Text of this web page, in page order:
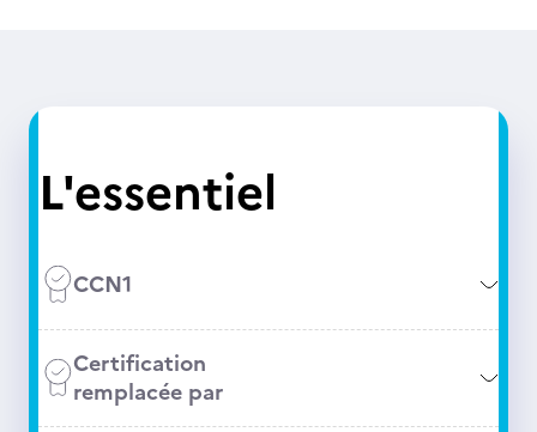
L'essentiel
CCN1
Certification
remplacée par